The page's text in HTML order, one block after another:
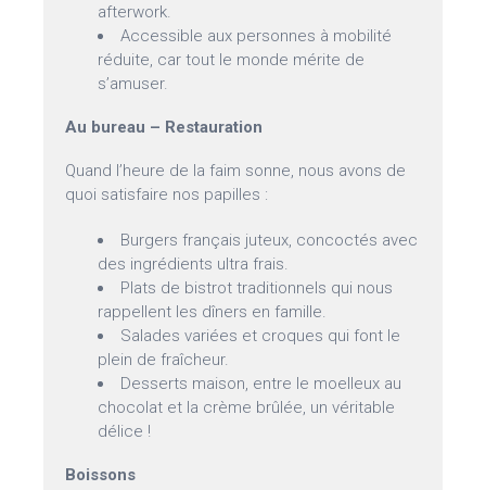
afterwork.
Accessible aux personnes à mobilité
réduite, car tout le monde mérite de
s’amuser.
Au bureau – Restauration
Quand l’heure de la faim sonne, nous avons de
quoi satisfaire nos papilles :
Burgers français juteux, concoctés avec
des ingrédients ultra frais.
Plats de bistrot traditionnels qui nous
rappellent les dîners en famille.
Salades variées et croques qui font le
plein de fraîcheur.
Desserts maison, entre le moelleux au
chocolat et la crème brûlée, un véritable
délice !
Boissons